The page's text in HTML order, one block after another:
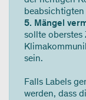
5. Mängel
sollte oberstes
sein.
Falls Labels
werden, dass